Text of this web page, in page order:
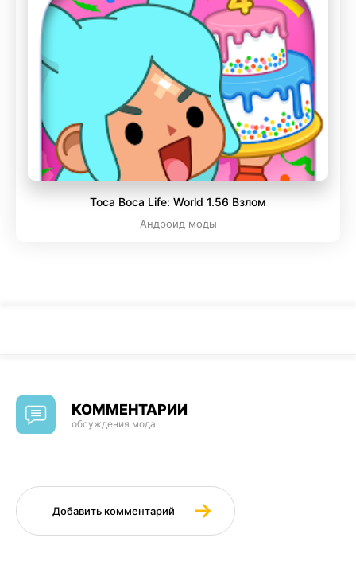
Toca Boca Life: World 1.56 Взлом
Андроид моды
КОММЕНТАРИИ
обсуждения мода
Добавить комментарий